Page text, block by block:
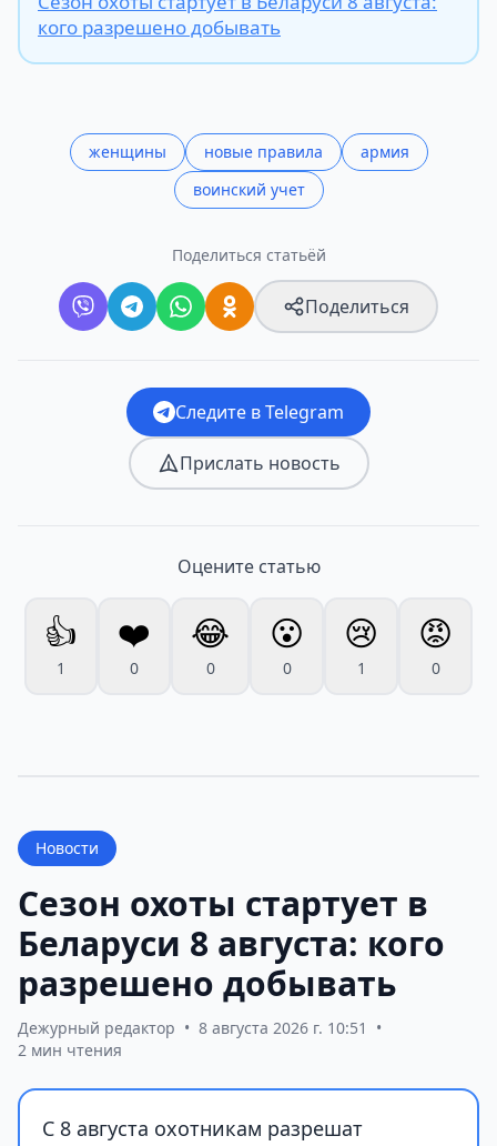
кого разрешено добывать
женщины новые правила
армия
воинский учет
Поделиться статьёй
Поделиться
Следите в Telegram
Прислать новость
Оцените статью
👍
1
❤️
0
😂
0
😮
0
😢
1
😡
0
Новости
Сезон охоты стартует в
Беларуси 8 августа: кого
разрешено добывать
Дежурный редактор • 8 августа 2026 г. 10:51
•
2 мин чтения
С 8 августа охотникам разрешат